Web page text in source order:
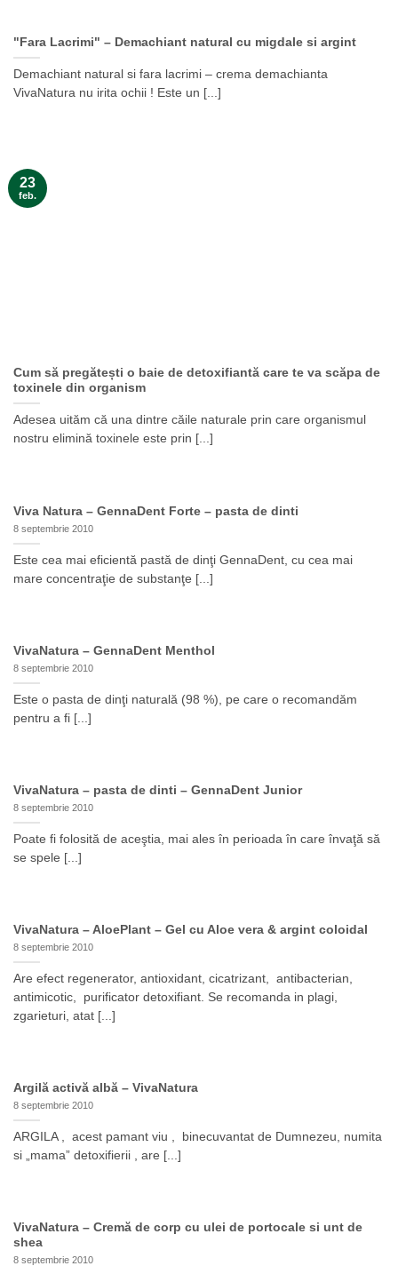
"Fara Lacrimi" – Demachiant natural cu migdale si argint
Demachiant natural si fara lacrimi – crema demachianta
VivaNatura nu irita ochii ! Este un [...]
Cum să pregătești o baie de detoxifiantă care te va scăpa de
toxinele din organism
Adesea uităm că una dintre căile naturale prin care organismul
nostru elimină toxinele este prin [...]
23
feb.
Viva Natura – GennaDent Forte – pasta de dinti
8 septembrie 2010
Este cea mai eficientă pastă de dinţi GennaDent, cu cea mai
mare concentraţie de substanţe [...]
VivaNatura – GennaDent Menthol
8 septembrie 2010
Este o pasta de dinţi naturală (98 %), pe care o recomandăm
pentru a fi [...]
VivaNatura – pasta de dinti – GennaDent Junior
8 septembrie 2010
Poate fi folosită de aceştia, mai ales în perioada în care învaţă să
se spele [...]
VivaNatura – AloePlant – Gel cu Aloe vera & argint coloidal
8 septembrie 2010
Are efect regenerator, antioxidant, cicatrizant, antibacterian,
antimicotic, purificator detoxifiant. Se recomanda in plagi,
zgarieturi, atat [...]
Argilă activă albă – VivaNatura
8 septembrie 2010
ARGILA , acest pamant viu , binecuvantat de Dumnezeu, numita
si „mama” detoxifierii , are [...]
VivaNatura – Cremă de corp cu ulei de portocale si unt de
shea
8 septembrie 2010